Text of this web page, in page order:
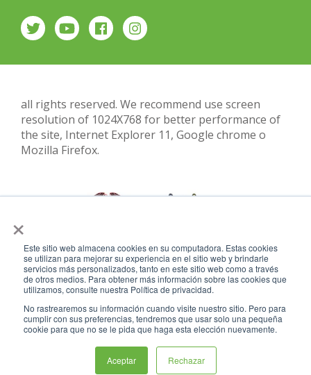
×
Este sitio web almacena cookies en su computadora. Estas cookies
se utilizan para mejorar su experiencia en el sitio web y brindarle
servicios más personalizados, tanto en este sitio web como a través
de otros medios. Para obtener más información sobre las cookies que
utilizamos, consulte nuestra Política de privacidad.
No rastrearemos su información cuando visite nuestro sitio. Pero para
cumplir con sus preferencias, tendremos que usar solo una pequeña
cookie para que no se le pida que haga esta elección nuevamente.
Aceptar Rechazar
all rights reserved. We recommend use screen
resolution of 1024X768 for better performance of
the site, Internet Explorer 11, Google chrome o
Mozilla Firefox.